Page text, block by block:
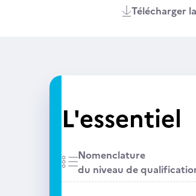
Télécharger
L'essentiel
Nomenclature
du niveau de